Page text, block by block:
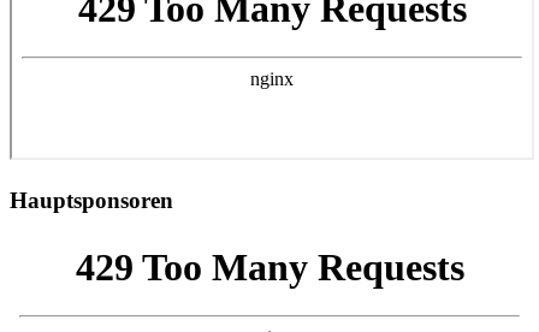
Hauptsponsoren